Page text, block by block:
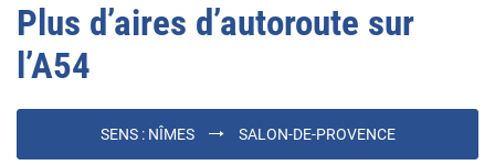
Plus d’aires d’autoroute sur
l’A54
SENS : NÎMES SALON-DE-PROVENCE